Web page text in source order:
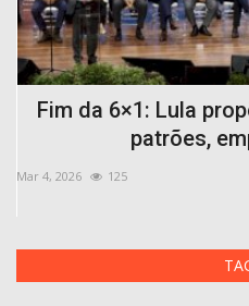
Fim da 6×1: Lula
patrões,
Mar 4, 2026 125